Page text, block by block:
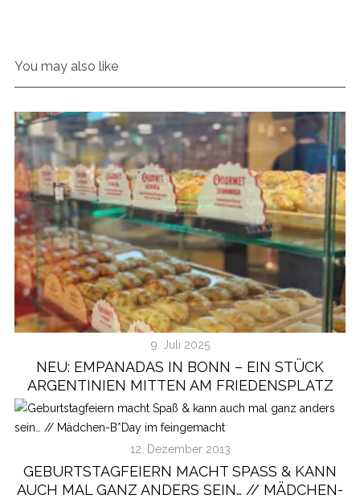
You may also like
9. Juli 2025
NEU: EMPANADAS IN BONN – EIN STÜCK
ARGENTINIEN MITTEN AM FRIEDENSPLATZ
12. Dezember 2013
GEBURTSTAGFEIERN MACHT SPASS & KANN A
UCH MAL GANZ ANDERS SEIN… // MÄDCHEN-B